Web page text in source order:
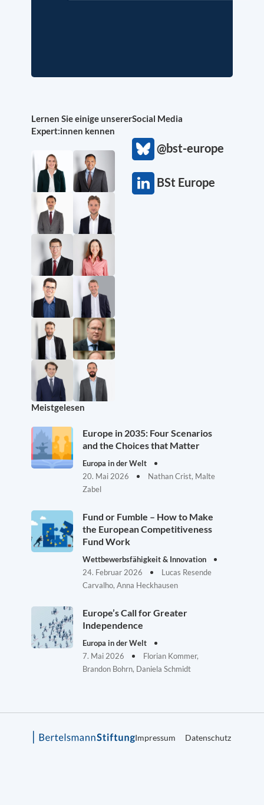
Lernen Sie einige unserer
Expert:innen kennen
Social Media
@bst-europe
BSt Europe
Meistgelesen
Europe in 2035: Four Scenarios
and the Choices that Matter
Europa in der Welt
20. Mai 2026
Nathan Crist, Malte
Zabel
Fund or Fumble – How to Make
the European Competitiveness
Fund Work
Wettbewerbsfähigkeit & Innovation
24. Februar 2026
Lucas Resende
Carvalho, Anna Heckhausen
Europe’s Call for Greater
Independence
Europa in der Welt
7. Mai 2026
Florian Kommer,
Brandon Bohrn, Daniela Schmidt
Impressum Datenschutz